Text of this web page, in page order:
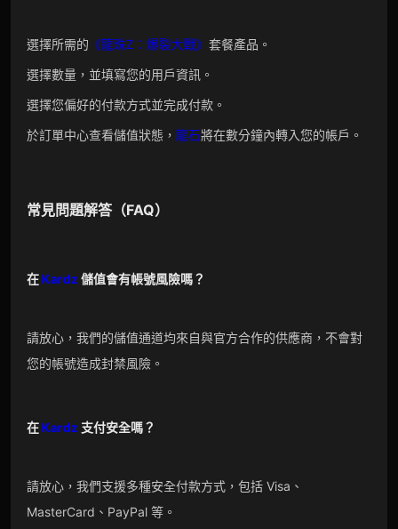
選擇所需的 《龍珠Z：爆裂大戰》 套餐產品。
選擇數量，並填寫您的用戶資訊。
選擇您偏好的付款方式並完成付款。
於訂單中心查看儲值狀態， 龍石將在數分鐘內轉入您的帳戶。
常見問題解答（FAQ）
在Kardz儲值會有帳號風險嗎？
請放心，我們的儲值通道均來自與官方合作的供應商，不會對
您的帳號造成封禁風險。
在Kardz支付安全嗎？
請放心，我們支援多種安全付款方式，包括 Visa、
MasterCard、PayPal 等。